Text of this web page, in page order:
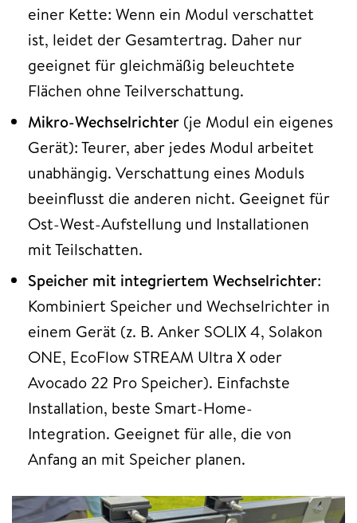
einer Kette: Wenn ein Modul verschattet
ist, leidet der Gesamtertrag. Daher nur
geeignet für gleichmäßig beleuchtete
Flächen ohne Teilverschattung.
Mikro-Wechselrichter (je Modul ein eigenes
Gerät): Teurer, aber jedes Modul arbeitet
unabhängig. Verschattung eines Moduls
beeinflusst die anderen nicht. Geeignet für
Ost-West-Aufstellung und Installationen
mit Teilschatten.
Speicher mit integriertem Wechselrichter:
Kombiniert Speicher und Wechselrichter in
einem Gerät (z. B. Anker SOLIX 4, Solakon
ONE, EcoFlow STREAM Ultra X oder
Avocado 22 Pro Speicher). Einfachste
Installation, beste Smart-Home-
Integration. Geeignet für alle, die von
Anfang an mit Speicher planen.